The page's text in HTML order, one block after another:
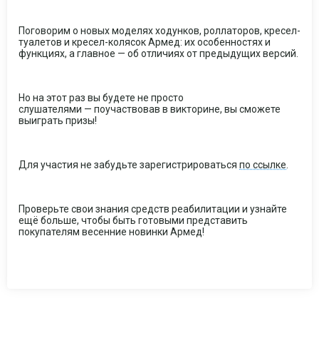
Поговорим о новых моделях ходунков, роллаторов, кресел-
туалетов и кресел-колясок Армед: их особенностях и
функциях, а главное — об отличиях от предыдущих версий.
Но на этот раз вы будете не просто
слушателями — поучаствовав в викторине, вы сможете
выиграть призы!
Для участия не забудьте зарегистрироваться по ссылке
Проверьте свои знания средств реабилитации и узнайте
ещё больше, чтобы быть готовыми представить
покупателям весенние новинки Армед!